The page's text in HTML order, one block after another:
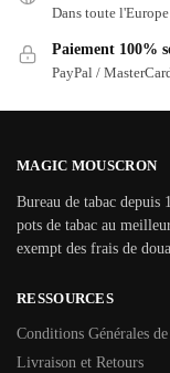
Dans toute l'Europe
Paiement 100%
PayPal /
MAGIC MOUSCRON
Bureau de tabac depuis
pots de tabac au
exempt des frais de
RESSOURCES
Conditions Générales
Livraison et Retours